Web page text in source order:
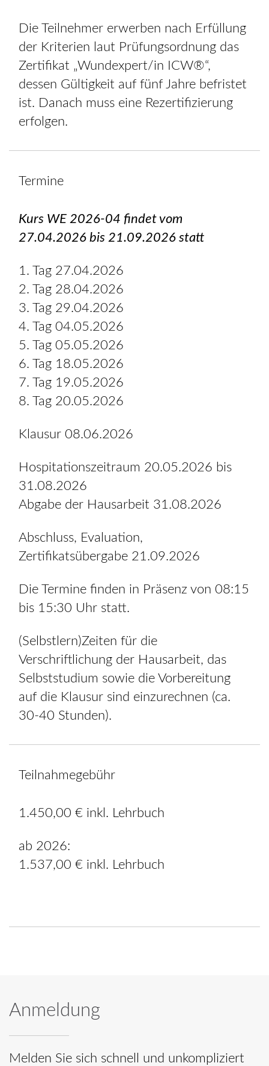
Die Teilnehmer erwerben nach Erfüllung
der Kriterien laut Prüfungsordnung das
Zertifikat „Wundexpert/in ICW®“,
dessen Gültigkeit auf fünf Jahre befristet
ist. Danach muss eine Rezertifizierung
erfolgen.
Termine
Kurs WE 2026-04 findet vom
27.04.2026 bis 21.09.2026 statt
1. Tag 27.04.2026
2. Tag 28.04.2026
3. Tag 29.04.2026
4. Tag 04.05.2026
5. Tag 05.05.2026
6. Tag 18.05.2026
7. Tag 19.05.2026
8. Tag 20.05.2026
Klausur 08.06.2026
Hospitationszeitraum 20.05.2026 bis
31.08.2026
Abgabe der Hausarbeit 31.08.2026
Abschluss, Evaluation,
Zertifikatsübergabe 21.09.2026
Die Termine finden in Präsenz von 08:15
bis 15:30 Uhr statt.
(Selbstlern)Zeiten für die
Verschriftlichung der Hausarbeit, das
Selbststudium sowie die Vorbereitung
auf die Klausur sind einzurechnen (ca.
30-40 Stunden).
Teilnahmegebühr
1.450,00 € inkl. Lehrbuch
ab 2026:
1.537,00 € inkl. Lehrbuch
Anmeldung
Melden Sie sich schnell und unkompliziert